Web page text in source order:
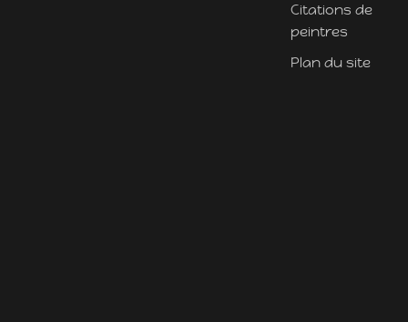
Citations de
peintres
Plan du site